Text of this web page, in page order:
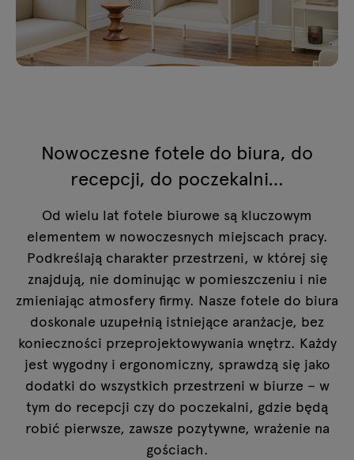
Nowoczesne fotele do biura, do
recepcji, do poczekalni…
Od wielu lat fotele biurowe są kluczowym
elementem w nowoczesnych miejscach pracy.
Podkreślają charakter przestrzeni, w której się
znajdują, nie dominując w pomieszczeniu i nie
zmieniając atmosfery firmy. Nasze fotele do biura
doskonale uzupełnią istniejące aranżacje, bez
konieczności przeprojektowywania wnętrz. Każdy
jest wygodny i ergonomiczny, sprawdzą się jako
dodatki do wszystkich przestrzeni w biurze – w
tym do recepcji czy do poczekalni, gdzie będą
robić pierwsze, zawsze pozytywne, wrażenie na
gościach.